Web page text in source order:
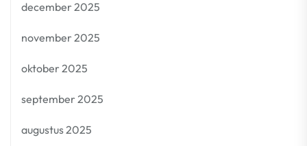
december 2025
november 2025
oktober 2025
september 2025
augustus 2025